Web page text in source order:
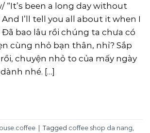
“It’s been a long day without
I’ll tell you all about it when I
Đã bao lâu rồi chúng ta chưa có
cùng nhỏ bạn thân, nhỉ? Sắp
chuyện nhỏ to của mấy ngày
nhé. […]
| Tagged coffee shop da nang